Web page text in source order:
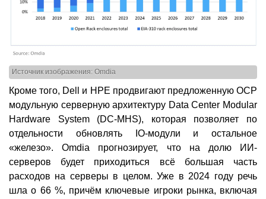
Источник изображения: Omdia
Кроме того, Dell и HPE продвигают предложенную OCP
модульную серверную архитектуру Data Center Modular
Hardware System (DC-MHS), которая позволяет по
отдельности обновлять IO-модули и остальное
«железо». Omdia прогнозирует, что на долю ИИ-
серверов будет приходиться всё большая часть
расходов на серверы в целом. Уже в 2024 году речь
шла о 66 %, причём ключевые игроки рынка, включая